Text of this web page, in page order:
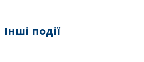
Інші події